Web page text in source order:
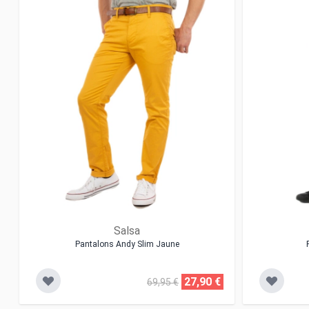
Salsa
Pantalons Andy Slim Jaune
69,95 € 27,90 €